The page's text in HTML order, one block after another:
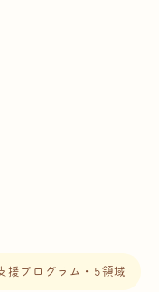
援プログラム・5領域